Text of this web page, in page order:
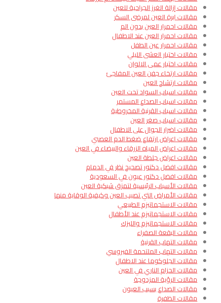
مقالات إزالة الغرز الجراحية للعين
مقالات ابرة العين لمرضى السكر
مقالات احمرار العين بدون الم
مقالات احمرار العين عند الاطفال
مقالات احمرار عين الطفل
مقالات اختبار العشى الليلي
مقالات اختبار عمى الالوان
مقالات ارتخاء جفن العين المفاجئ
مقالات ارتشاح العين
مقالات اسباب السواد تحت العين
مقالات اسباب الصداع المستمر
مقالات اسباب القرنية المخروطية
مقالات اسباب صغر العين
مقالات اضرار الجوال على الاطفال
مقالات اعراض ارتفاع ضغط الدم العصبي
مقالات اعراض المياه الزرقاء والبيضاء في العين
مقالات اعراض جلطة العين
مقالات افضل دكتور تصحيح نظر في الدمام
مقالات افضل دكتور عيون في السعودية
مقالات الأسباب الرئيسية لتمزق شبكية العين
مقالات الأمراض التي تصيب العين وكيفية الوقاية منها
مقالات الاستجماتيزم الطبيعي
مقالات الاستجماتيزم عند الأطفال
مقالات الاستجماتيزم والليزك
مقالات البقعة الصفراء
مقالات التهاب القرنية
مقالات التهاب الملتحمة الفيروسي
مقالات الجلوكوما عند الاطفال
مقالات الحزام الناري في العين
مقالات الرؤية المزدوجة
مقالات الصداع بسبب العيون
مقالات الظفرة